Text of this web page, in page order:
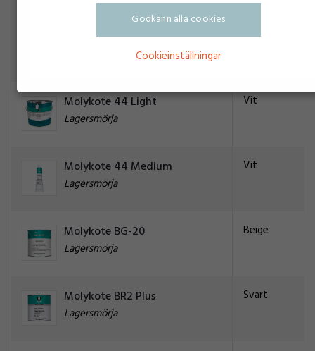
Molykote 44 Light
Lagersmörja
Vit
Molykote 44 Medium
Lagersmörja
Vit
Molykote BG-20
Lagersmörja
Beige
Molykote BR2 Plus
Lagersmörja
Svart
Godkänn alla cookies
Cookieinställningar